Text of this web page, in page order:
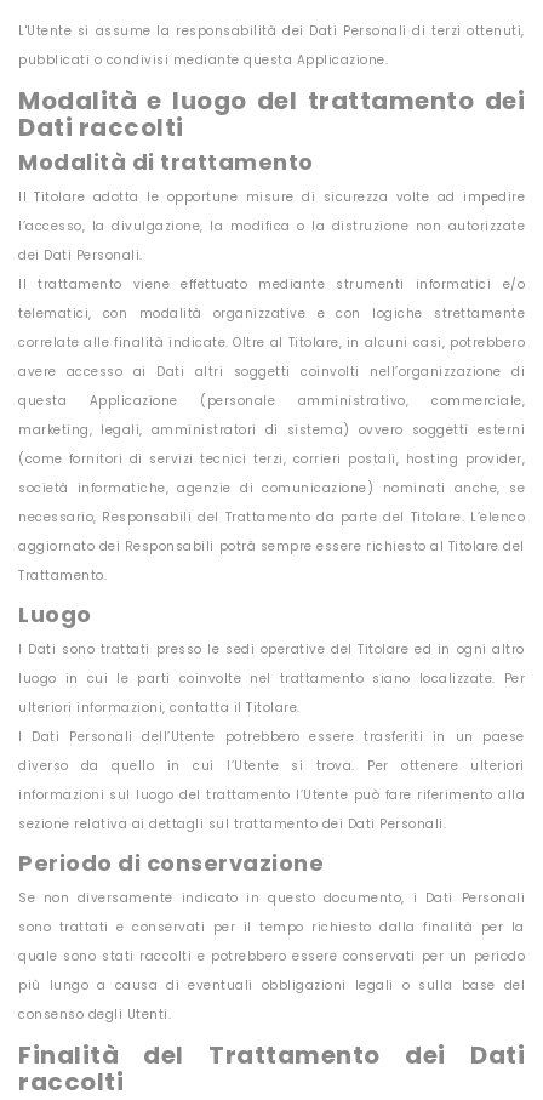
L'Utente si assume la responsabilità dei Dati Personali di terzi ottenuti,
pubblicati o condivisi mediante questa Applicazione.
Modalità e luogo del trattamento dei
Dati raccolti
Modalità di trattamento
Il Titolare adotta le opportune misure di sicurezza volte ad impedire
l’accesso, la divulgazione, la modifica o la distruzione non autorizzate
dei Dati Personali.
Il trattamento viene effettuato mediante strumenti informatici e/o
telematici, con modalità organizzative e con logiche strettamente
correlate alle finalità indicate. Oltre al Titolare, in alcuni casi, potrebbero
avere accesso ai Dati altri soggetti coinvolti nell’organizzazione di
questa Applicazione (personale amministrativo, commerciale,
marketing, legali, amministratori di sistema) ovvero soggetti esterni
(come fornitori di servizi tecnici terzi, corrieri postali, hosting provider,
società informatiche, agenzie di comunicazione) nominati anche, se
necessario, Responsabili del Trattamento da parte del Titolare. L’elenco
aggiornato dei Responsabili potrà sempre essere richiesto al Titolare del
Trattamento.
Luogo
I Dati sono trattati presso le sedi operative del Titolare ed in ogni altro
luogo in cui le parti coinvolte nel trattamento siano localizzate. Per
ulteriori informazioni, contatta il Titolare.
I Dati Personali dell’Utente potrebbero essere trasferiti in un paese
diverso da quello in cui l’Utente si trova. Per ottenere ulteriori
informazioni sul luogo del trattamento l’Utente può fare riferimento alla
sezione relativa ai dettagli sul trattamento dei Dati Personali.
Periodo di conservazione
Se non diversamente indicato in questo documento, i Dati Personali
sono trattati e conservati per il tempo richiesto dalla finalità per la
quale sono stati raccolti e potrebbero essere conservati per un periodo
più lungo a causa di eventuali obbligazioni legali o sulla base del
consenso degli Utenti.
Finalità del Trattamento dei Dati
raccolti